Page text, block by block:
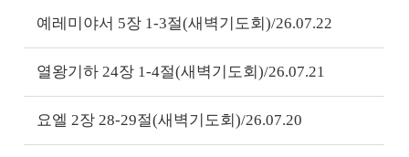
예레미야서 5장 1-3절(새벽기도회)/26.07.22
열왕기하 24장 1-4절(새벽기도회)/26.07.21
요엘 2장 28-29절(새벽기도회)/26.07.20